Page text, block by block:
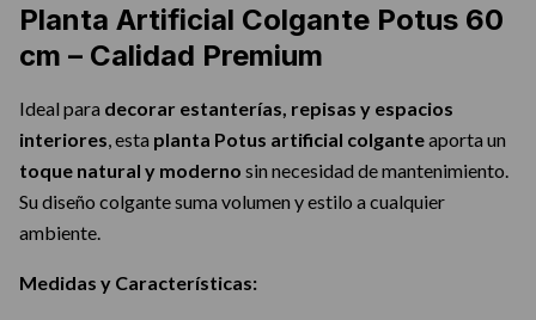
Planta Artificial Colgante Potus 60
cm – Calidad Premium
Ideal para decorar estanterías, repisas y espacios
interiores , esta planta Potus artificial colganteaporta un
toque natural y moderno sin necesidad de mantenimiento.
Su diseño colgante suma volumen y estilo a cualquier
ambiente.
Medidas y Características: